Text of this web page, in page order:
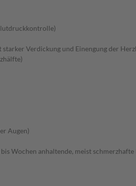
Verdickung und Einengung der
Augen)
Wochen anhaltende, meist